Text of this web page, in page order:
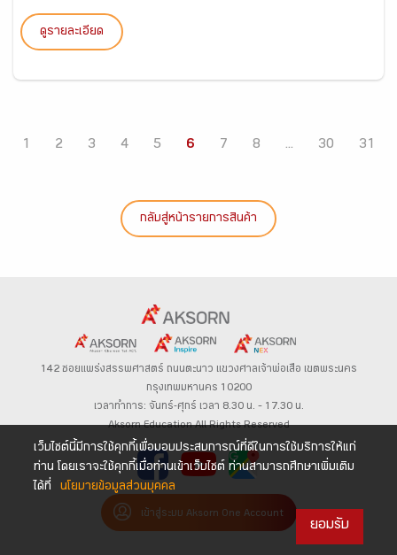
ดูรายละเอียด
1 2 3 4 5 6 7 8 ... 30 31
กลับสู่หน้ารายการสินค้า
142 ซอยแพร่งสรรพศาสตร์ ถนนตะนาว แขวงศาลเจ้าพ่อเสือ เขตพระนคร
กรุงเทพมหานคร 10200
เวลาทำการ: จันทร์-ศุกร์ เวลา 8.30 น. – 17.30 น.
Aksorn Education All Rights Reserved
เข้าสู่ระบบ Aksorn One Account
เว็บไซต์นี้มีการใช้คุกกี้เพื่อมอบประสบการณ์ที่ดีในการใช้บริการให้แก่
ท่าน โดยเราจะใช้คุกกี้เมื่อท่านเข้าเว็บไซต์ ท่านสามารถศึกษาเพิ่มเติม
ได้ที่
นโยบายข้อมูลส่วนบุคคล
ยอมรับ